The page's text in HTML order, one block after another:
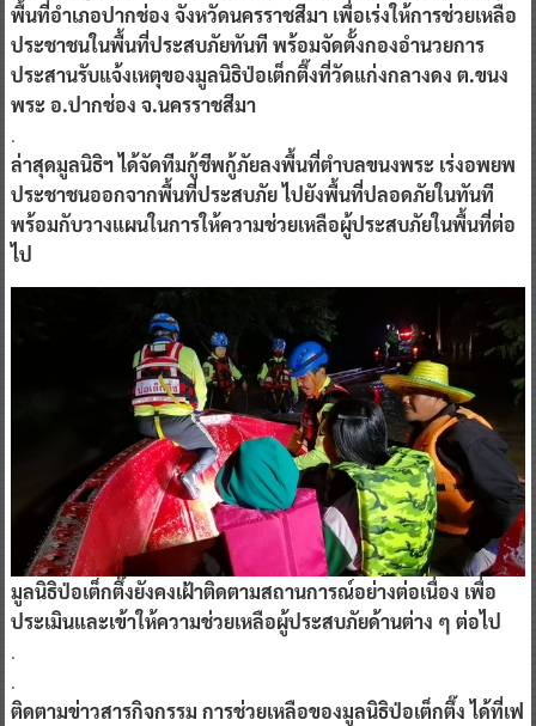
พื้นที่อำเภอปากช่อง จังหวัดนครราชสีมา เพื่อเร่งให้การช่วยเหลือ
ประชาชนในพื้นที่ประสบภัยทันที พร้อมจัดตั้งกองอำนวยการ
ประสานรับแจ้งเหตุของมูลนิธิป่อเต็กตึ๊งที่วัดแก่งกลางดง ต.ขนง
พระ อ.ปากช่อง จ.นครราชสีมา
.
ล่าสุดมูลนิธิฯ ได้จัดทีมกู้ชีพกู้ภัยลงพื้นที่ตำบลขนงพระ เร่งอพยพ
ประชาชนออกจากพื้นที่ประสบภัย ไปยังพื้นที่ปลอดภัยในทันที
พร้อมกับวางแผนในการให้ความช่วยเหลือผู้ประสบภัยในพื้นที่ต่อ
ไป
มูลนิธิป่อเต็กตึ๊งยังคงเฝ้าติดตามสถานการณ์อย่างต่อเนื่อง เพื่อ
ประเมินและเข้าให้ความช่วยเหลือผู้ประสบภัยด้านต่าง ๆ ต่อไป
.
.
ติดตามข่าวสารกิจกรรม การช่วยเหลือของมูลนิธิป่อเต็กตึ๊ง ได้ที่เฟ